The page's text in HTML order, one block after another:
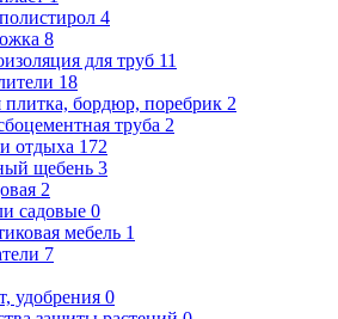
4
8
для труб 11
18
плитка, бордюр, поребрик 2
труба 2
отдыха 172
щебень 3
2
садовые 0
мебель 1
7
удобрения 0